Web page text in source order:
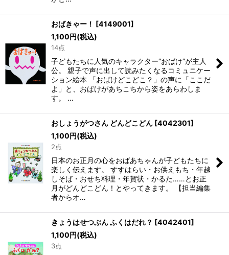
おばきゃー！ [4149001]
1,100円(税込)
14点
子どもたちに人気のキャラクター“おばけ”が主人
公。 親子で声に出して読みたくなるコミュニケー
ション絵本 「おばけどこどこ？」の声に「ここだ
よ」と、おばけがあちこちから姿をあらわしま
す。 …
おしょうがつさん どんどこどん [4042301]
1,100円(税込)
2点
日本のお正月の心をおばあちゃんが子どもたちに
楽しく伝えます。 すすはらい・お供えもち・年越
しそば・おせち料理・年賀状・かるた……とお正
月がどんどこどん！とやってきます。 【担当編集
者からオ…
きょうはせつぶん ふくはだれ？ [4042401]
1,100円(税込)
3点